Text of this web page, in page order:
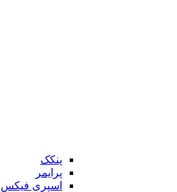
پنکک
پرایمر
اسپری فیکس